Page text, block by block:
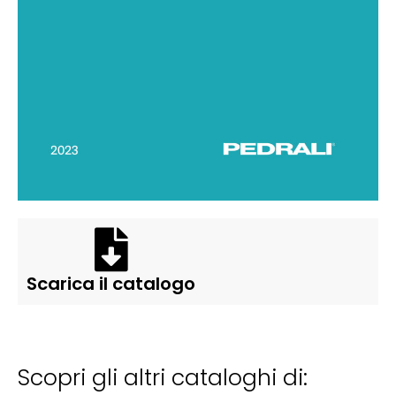
Scarica il catalogo
Scopri gli altri cataloghi di: